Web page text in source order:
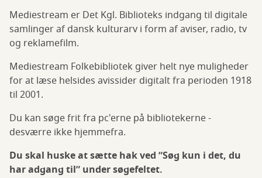
Mediestream er Det Kgl. Biblioteks indgang til digitale
samlinger af dansk kulturarv i form af aviser, radio, tv
og reklamefilm.
Mediestream Folkebibliotek giver helt nye muligheder
for at læse helsides avissider digitalt fra perioden 1918
til 2001.
Du kan søge frit fra pc'erne på bibliotekerne -
desværre ikke hjemmefra.
Du skal huske at sætte hak ved ”Søg kun i det, du
har adgang til” under søgefeltet.